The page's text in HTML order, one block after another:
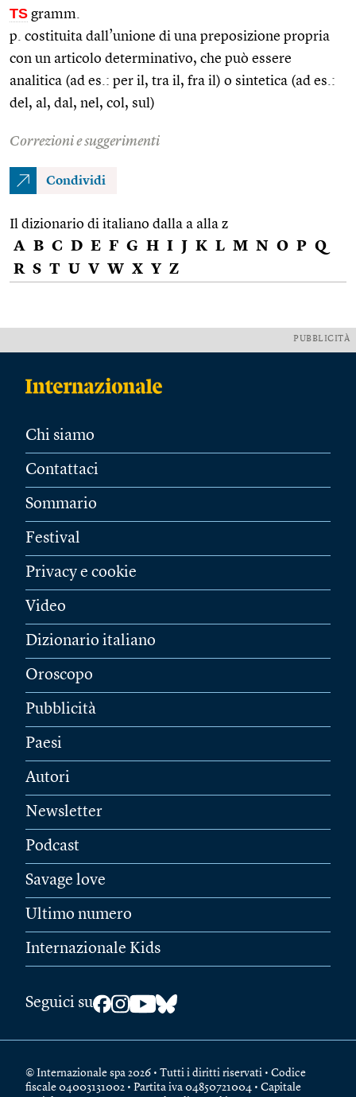
TS gramm.
p. costituita dall’unione di una preposizione propria
con un articolo determinativo, che può essere
analitica (ad es.: per il, tra il, fra il) o sintetica (ad es.:
del, al, dal, nel, col, sul)
Correzioni e suggerimenti
Condividi
Il dizionario di italiano dalla a alla z
A B C D E F G H I J K L M N O P Q
R S T U V W X Y Z
PUBBLICITÀ
Chi siamo
Contattaci
Sommario
Festival
Privacy e cookie
Video
Dizionario italiano
Oroscopo
Pubblicità
Paesi
Autori
Newsletter
Podcast
Savage love
Ultimo numero
Internazionale Kids
Seguici su
© Internazionale spa 2026 • Tutti i diritti riservati • Codice
fiscale 04003131002 • Partita iva 04850721004 • Capitale